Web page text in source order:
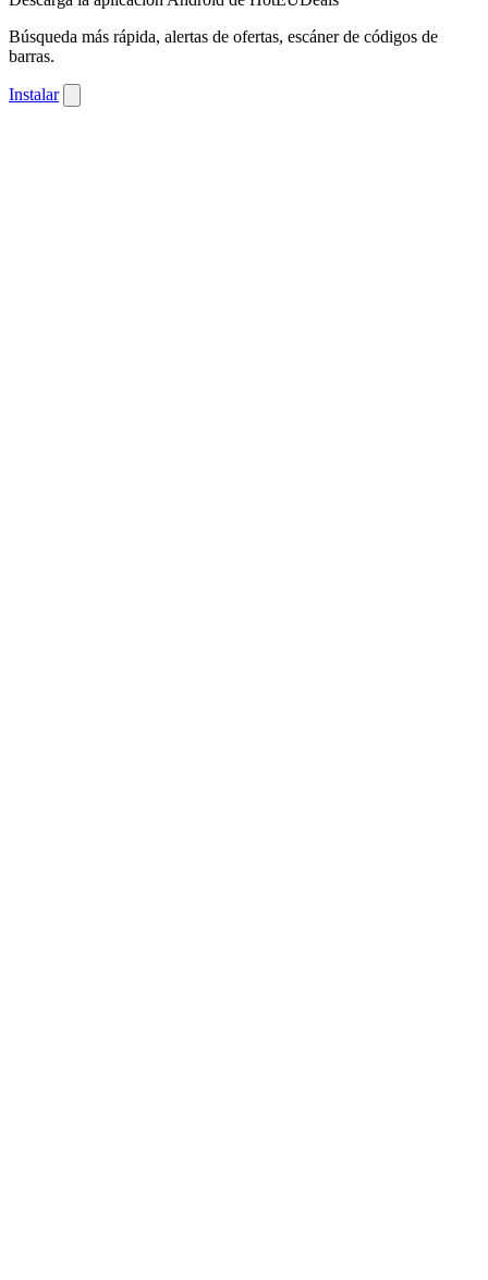
Búsqueda más rápida, alertas de ofertas, escáner de códigos de
barras.
Instalar